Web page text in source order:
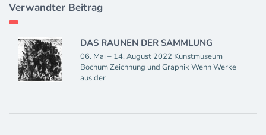
Verwandter Beitrag
DAS RAUNEN DER SAMMLUNG
06. Mai – 14. August 2022 Kunstmuseum
Bochum Zeichnung und Graphik Wenn Werke
aus der